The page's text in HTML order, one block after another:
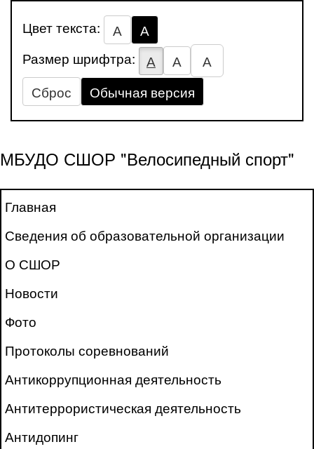
Цвет текста: А
А
Размер шрифтра:
А А
А
Сброс
Обычная версия
МБУДО СШОР "Велосипедный спорт"
Главная
Сведения об образовательной организации
О СШОР
Новости
Фото
Протоколы соревнований
Антикоррупционная деятельность
Антитеррористическая деятельность
Антидопинг